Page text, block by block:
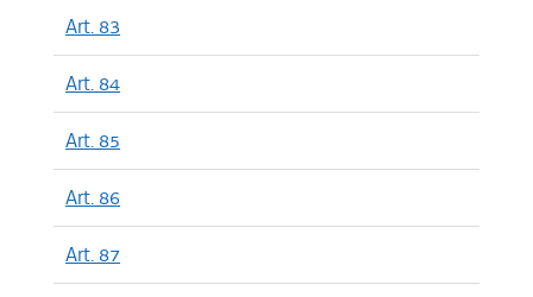
Art. 83
Art. 84
Art. 85
Art. 86
Art. 87